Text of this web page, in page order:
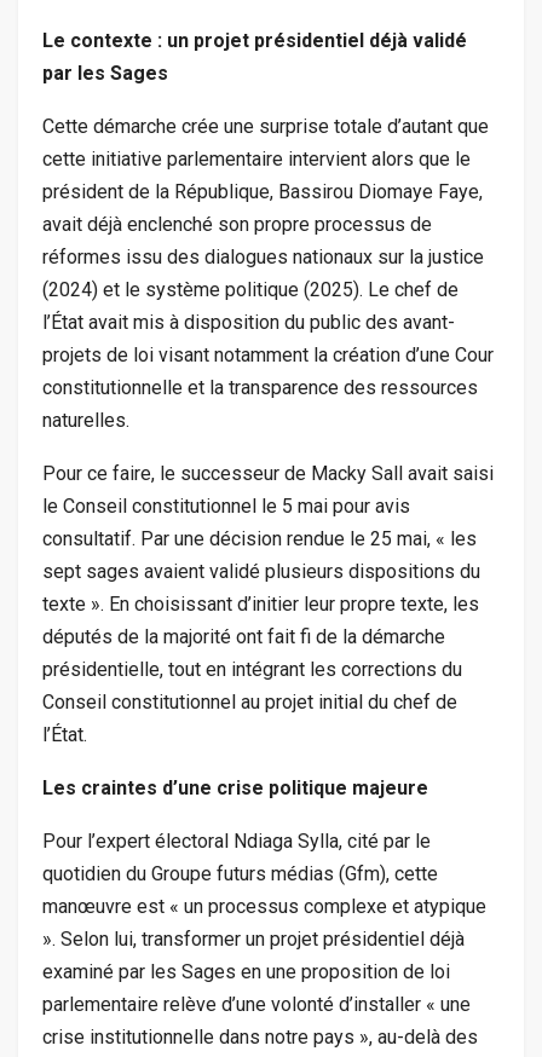
Le contexte : un projet présidentiel déjà validé
par les Sages
Cette démarche crée une surprise totale d’autant que
cette initiative parlementaire intervient alors que le
président de la République, Bassirou Diomaye Faye,
avait déjà enclenché son propre processus de
réformes issu des dialogues nationaux sur la justice
(2024) et le système politique (2025). Le chef de
l’État avait mis à disposition du public des avant-
projets de loi visant notamment la création d’une Cour
constitutionnelle et la transparence des ressources
naturelles.
Pour ce faire, le successeur de Macky Sall avait saisi
le Conseil constitutionnel le 5 mai pour avis
consultatif. Par une décision rendue le 25 mai, « les
sept sages avaient validé plusieurs dispositions du
texte ». En choisissant d’initier leur propre texte, les
députés de la majorité ont fait fi de la démarche
présidentielle, tout en intégrant les corrections du
Conseil constitutionnel au projet initial du chef de
l’État.
Les craintes d’une crise politique majeure
Pour l’expert électoral Ndiaga Sylla, cité par le
quotidien du Groupe futurs médias (Gfm), cette
manœuvre est « un processus complexe et atypique
». Selon lui, transformer un projet présidentiel déjà
examiné par les Sages en une proposition de loi
parlementaire relève d’une volonté d’installer « une
crise institutionnelle dans notre pays », au-delà des